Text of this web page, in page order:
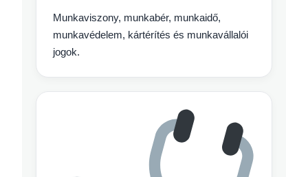
Munkaviszony, munkabér, munkaidő,
munkavédelem, kártérítés és munkavállalói
jogok.